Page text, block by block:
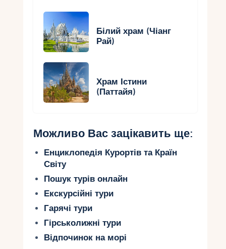
Білий храм (Чіанг
Рай)
Храм Істини
(Паттайя)
Можливо Вас зацікавить ще:
Енциклопедія Курортів та Країн
Світу
Пошук турів онлайн
Екскурсійні тури
Гарячі тури
Гірськолижні тури
Відпочинок на морі